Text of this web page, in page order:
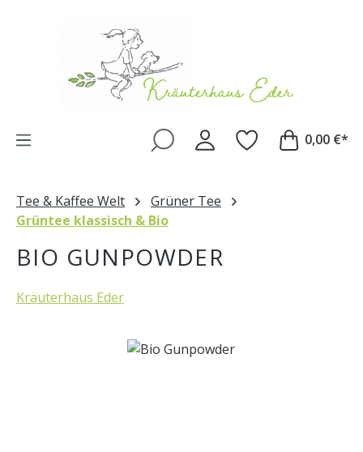
0,00 €*
Tee & Kaffee Welt
Grüner Tee
Grüntee klassisch & Bio
BIO GUNPOWDER
Kräuterhaus Eder
Bildergalerie überspringen